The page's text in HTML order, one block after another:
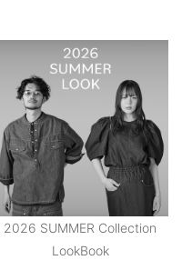
2026 SUMMER Collection
LookBook